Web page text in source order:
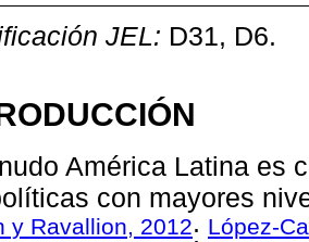
JEL: D31, D6.
América Latina es
con mayores
y Ravallion, 2012; López-